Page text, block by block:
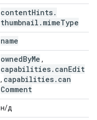
contentHints.
thumbnail . mimeType
name
ownedByMe ,
capabilities. canEdit
, capabilities. can
Comment
н/д